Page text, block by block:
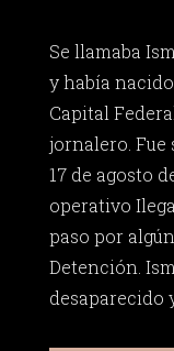
Se llamaba
y había
Capital
jornalero. Fue
17 de agosto
operativo
paso por
Detención.
desaparecido